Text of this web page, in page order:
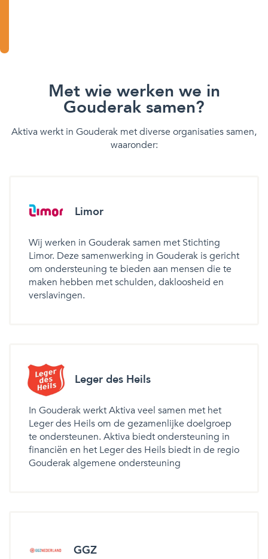
Met wie werken we in
Gouderak samen?
Aktiva werkt in Gouderak met diverse organisaties samen,
waaronder:
Limor
Wij werken in Gouderak samen met Stichting
Limor. Deze samenwerking in Gouderak is gericht
om ondersteuning te bieden aan mensen die te
maken hebben met schulden, dakloosheid en
verslavingen.
Leger des Heils
In Gouderak werkt Aktiva veel samen met het
Leger des Heils om de gezamenlijke doelgroep
te ondersteunen. Aktiva biedt ondersteuning in
financiën en het Leger des Heils biedt in de regio
Gouderak algemene ondersteuning
GGZ